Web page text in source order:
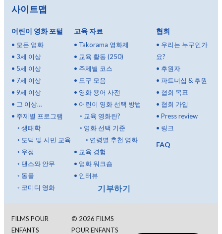
기부하기
사이트맵
어린이 영화 포털
• 모든 영화
• 3세 이상
• 5세 이상
• 7세 이상
• 9세 이상
• 그 이상…
• 주제별 프로그램
◦ 생태학
◦ 도덕 및 시민 교육
◦ 우정
◦ 댄스와 안무
◦ 동물
◦ 코미디 영화
교육 자료
• Takorama 영화제
• 교육 활동 (250)
• 주제별 코스
• 도구 모음
• 영화 용어 사전
• 어린이 영화 선택 방법
◦ 교육 영화란?
◦ 영화 선택 기준
◦ 연령별 추천 영화
• 교육 경험
• 영화 워크숍
• 인터뷰
협회
• 우리는 누구인가
요?
• 후원자
•파트너십 & 후원
• 협회 목표
• 협회 가입
•Press review
• 링크
FAQ
FILMS POUR
ENFANTS
© 2026 FILMS
POUR ENFANTS